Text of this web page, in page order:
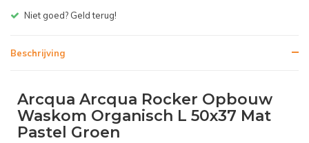
Gratis bezorgen v.a. € 150,- (NL)
Beschrijving
Arcqua Arcqua Rocker Opbouw
Waskom Organisch L 50x37 Mat
Pastel Groen